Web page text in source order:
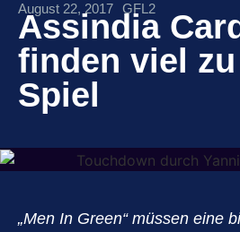
August 22, 2017 GFL2
Assindia
finden viel
Spiel
„Men In Green“ müssen eine